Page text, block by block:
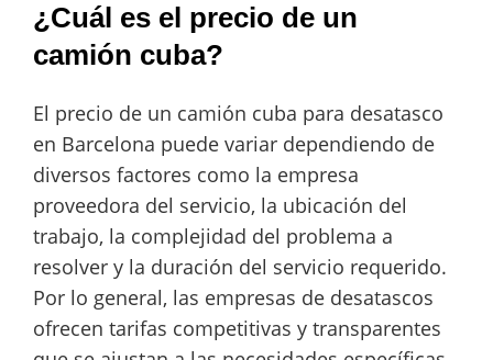
¿Cuál es el precio de un
camión cuba?
El precio de un camión cuba para desatasco
en Barcelona puede variar dependiendo de
diversos factores como la empresa
proveedora del servicio, la ubicación del
trabajo, la complejidad del problema a
resolver y la duración del servicio requerido.
Por lo general, las empresas de desatascos
ofrecen tarifas competitivas y transparentes